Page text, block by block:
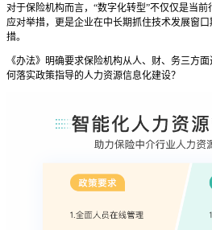
对于保险机构而言，“数字化转型”不仅仅是当
应对举措，更是企业在中长期抓住技术发展窗
措。
《办法》明确要求保险机构从人、财、务三方
何落实政策指导的人力资源信息化建设？